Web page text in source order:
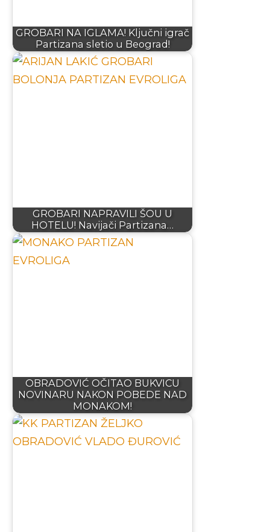
GROBARI NA IGLAMA! Ključni igrač
Partizana sletio u Beograd!
GROBARI NAPRAVILI ŠOU U
HOTELU! Navijači Partizana…
OBRADOVIĆ OČITAO BUKVICU
NOVINARU NAKON POBEDE NAD
MONAKOM!